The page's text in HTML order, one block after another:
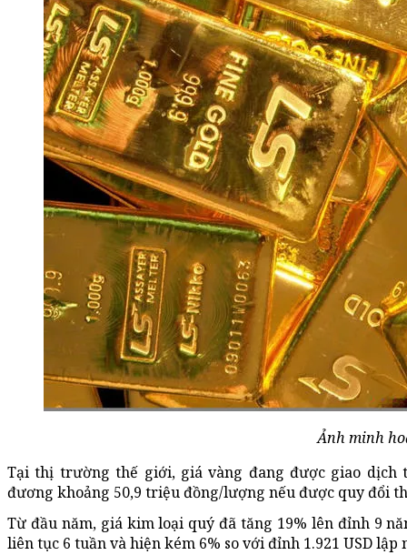
Ảnh minh
Tại thị trường thế giới, giá vàng đang được giao dịch
đương khoảng 50,9 triệu đồng/lượng nếu được quy đổi
Từ đầu năm, giá kim loại quý đã tăng 19% lên đỉnh 9
liên tục 6 tuần và hiện kém 6% so với đỉnh 1.921 USD lập